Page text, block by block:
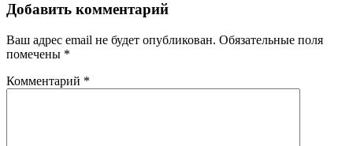
Добавить комментарий
Ваш адрес email не будет опубликован. Обязательные поля
помечены *
Комментарий *